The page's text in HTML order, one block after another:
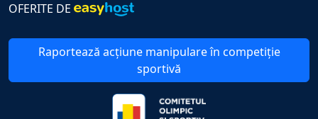
OFERITE DE
Raportează acțiune manipulare în competiție
sportivă